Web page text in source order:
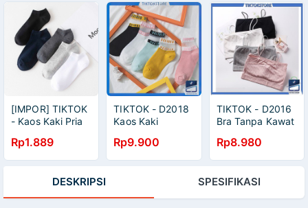
[IMPOR] TIKTOK
- Kaos Kaki Pria
Kaki Pendek
Mata Kaki Warna
Socks Pria
Wanita / Kaos
Rp1.889
TIKTOK - D2018
Kaos Kaki
Kaos Kaki
Semata Kaki /
Decided / Kaos
Rp9.900
TIKTOK - D2016
Bra Tanpa Kawat
BRA Wanita /
Pakaian Dalam
Import / BRA
Rp8.980
DESKRIPSI SPESIFIKASI